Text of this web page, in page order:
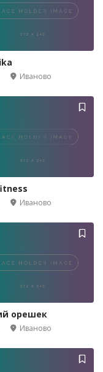
Иваново
Иваново
орешек
Иваново